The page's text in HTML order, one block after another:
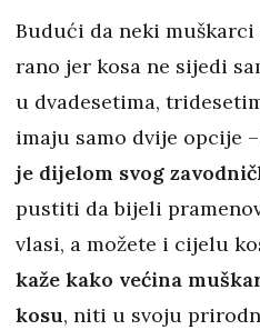
Budući da neki
rano jer kosa ne sijedi
u dvadesetima,
imaju samo dvije opcije –
je dijelom svog
pustiti da bijeli
vlasi, a možete i cijelu
kaže kako većina
kosu, niti u svoju